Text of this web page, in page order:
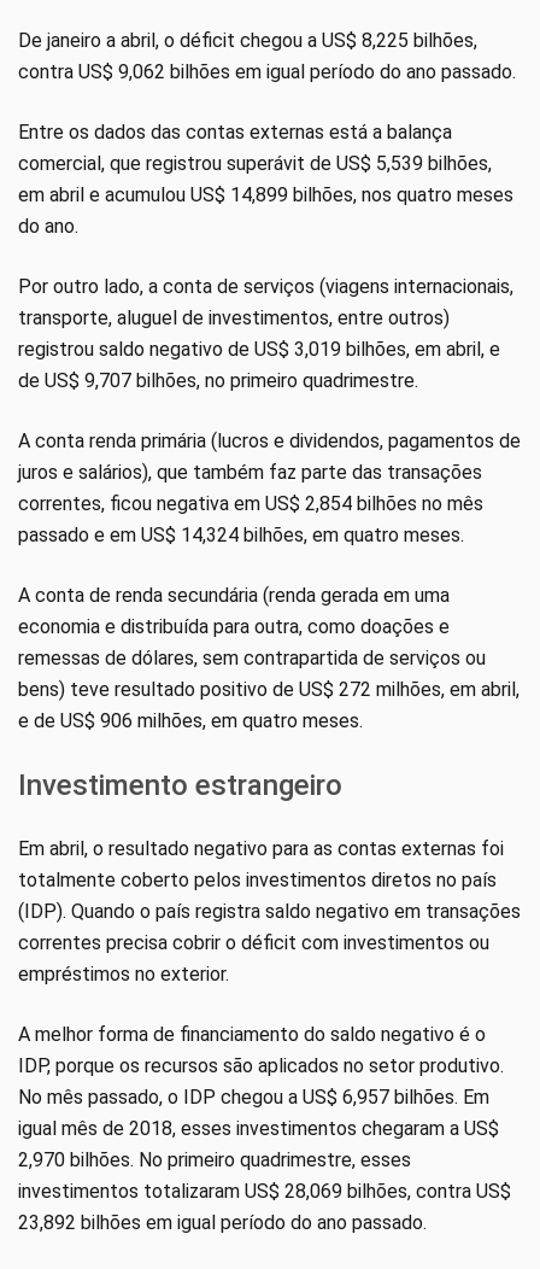
De janeiro a abril, o déficit chegou a US$ 8,225 bilhões,
contra US$ 9,062 bilhões em igual período do ano passado.
Entre os dados das contas externas está a balança
comercial, que registrou superávit de US$ 5,539 bilhões,
em abril e acumulou US$ 14,899 bilhões, nos quatro meses
do ano.
Por outro lado, a conta de serviços (viagens internacionais,
transporte, aluguel de investimentos, entre outros)
registrou saldo negativo de US$ 3,019 bilhões, em abril, e
de US$ 9,707 bilhões, no primeiro quadrimestre.
A conta renda primária (lucros e dividendos, pagamentos de
juros e salários), que também faz parte das transações
correntes, ficou negativa em US$ 2,854 bilhões no mês
passado e em US$ 14,324 bilhões, em quatro meses.
A conta de renda secundária (renda gerada em uma
economia e distribuída para outra, como doações e
remessas de dólares, sem contrapartida de serviços ou
bens) teve resultado positivo de US$ 272 milhões, em abril,
e de US$ 906 milhões, em quatro meses.
Investimento estrangeiro
Em abril, o resultado negativo para as contas externas foi
totalmente coberto pelos investimentos diretos no país
(IDP). Quando o país registra saldo negativo em transações
correntes precisa cobrir o déficit com investimentos ou
empréstimos no exterior.
A melhor forma de financiamento do saldo negativo é o
IDP, porque os recursos são aplicados no setor produtivo.
No mês passado, o IDP chegou a US$ 6,957 bilhões. Em
igual mês de 2018, esses investimentos chegaram a US$
2,970 bilhões. No primeiro quadrimestre, esses
investimentos totalizaram US$ 28,069 bilhões, contra US$
23,892 bilhões em igual período do ano passado.